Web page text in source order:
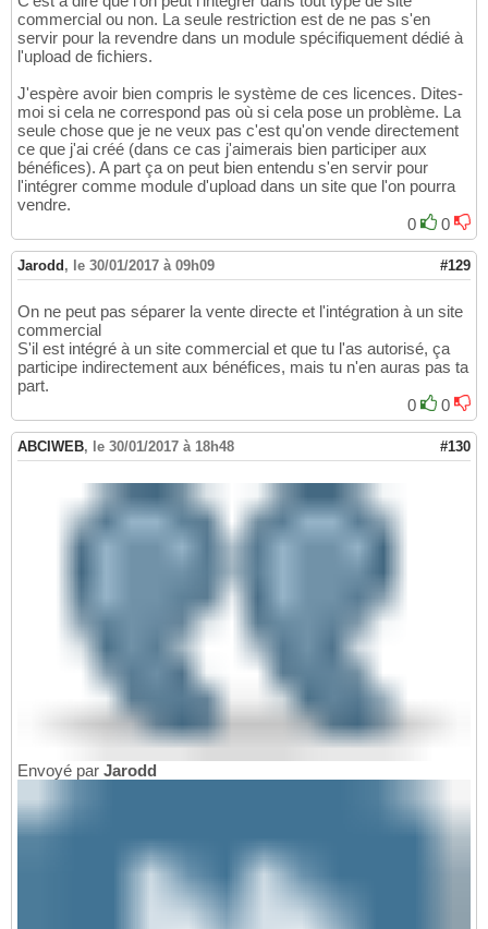
commercial ou non. La seule restriction est de ne pas s'en
servir pour la revendre dans un module spécifiquement dédié à
l'upload de fichiers.
J'espère avoir bien compris le système de ces licences. Dites-
moi si cela ne correspond pas où si cela pose un problème. La
seule chose que je ne veux pas c'est qu'on vende directement
ce que j'ai créé (dans ce cas j'aimerais bien participer aux
bénéfices). A part ça on peut bien entendu s'en servir pour
l'intégrer comme module d'upload dans un site que l'on pourra
vendre.
0
0
Jarodd , le 30/01/2017 à 09h09 #129
On ne peut pas séparer la vente directe et l'intégration à un site
commercial
S'il est intégré à un site commercial et que tu l'as autorisé, ça
participe indirectement aux bénéfices, mais tu n'en auras pas ta
part.
0
0
ABCIWEB, le 30/01/2017 à 18h48 #130
Envoyé par Jarodd